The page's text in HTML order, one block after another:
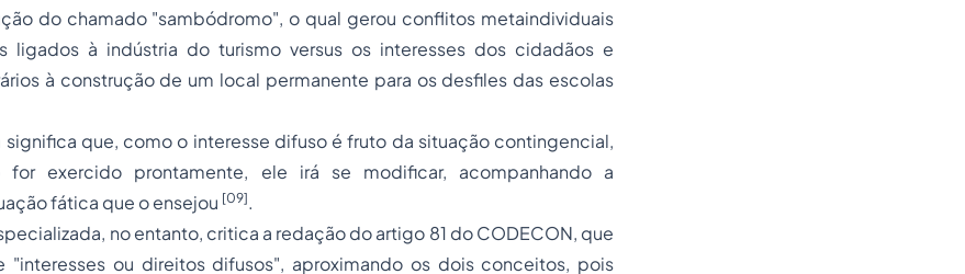
do chamado "sambódromo", o qual gerou conflitos metaindividuais
ligados à indústria do turismo versus os interesses dos cidadãos e
à construção de um local permanente para os desfiles das escolas
significa que, como o interesse difuso é fruto da situação contingencial,
for exercido prontamente, ele irá se modificar, acompanhando a
fática que o ensejou [09].
no entanto, critica a redação do artigo 81 do CODECON, que
"interesses ou direitos difusos", aproximando os dois conceitos, pois